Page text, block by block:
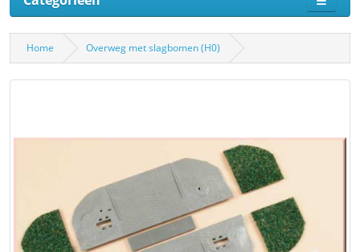
Home Overweg met slagbomen (H0)